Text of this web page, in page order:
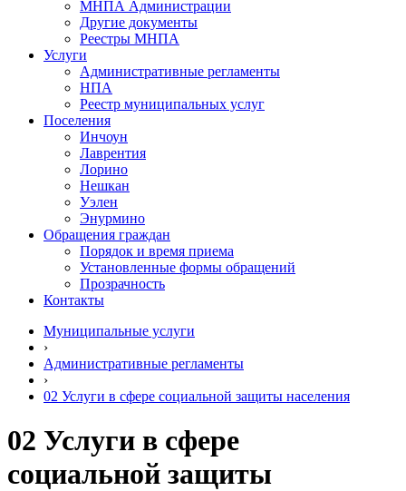
МНПА Администрации
Другие документы
Реестры МНПА
Услуги
Административные регламенты
НПА
Реестр муниципальных услуг
Поселения
Инчоун
Лаврентия
Лорино
Нешкан
Уэлен
Энурмино
Обращения граждан
Порядок и время приема
Установленные формы обращений
Прозрачность
Контакты
Муниципальные услуги
›
Административные регламенты
›
02 Услуги в сфере социальной защиты населения
02 Услуги в сфере
социальной защиты